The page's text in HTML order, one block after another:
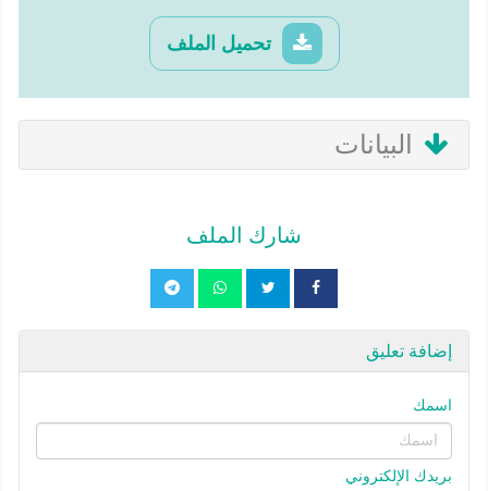
تحميل الملف
البيانات
شارك الملف
إضافة تعليق
اسمك
بريدك الإلكتروني